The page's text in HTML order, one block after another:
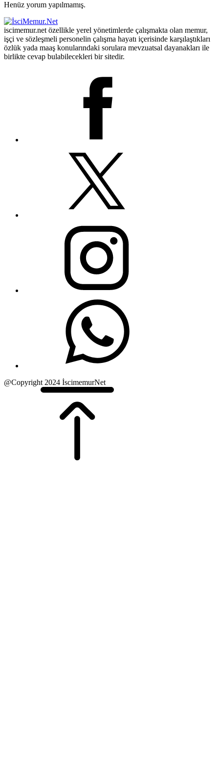
Henüz yorum yapılmamış.
iscimemur.net özellikle yerel yönetimlerde çalışmakta olan memur,
işçi ve sözleşmeli personelin çalışma hayatı içerisinde karşılaştıkları
özlük yada maaş konularındaki sorulara mevzuatsal dayanakları ile
birlikte cevap bulabilecekleri bir sitedir.
@Copyright 2024 İscimemurNet